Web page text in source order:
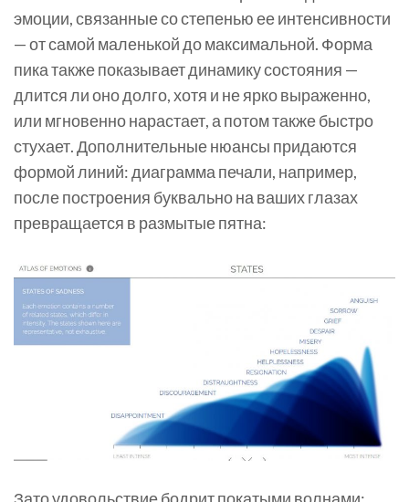
эмоции, связанные со степенью ее интенсивности
— от самой маленькой до максимальной. Форма
пика также показывает динамику состояния —
длится ли оно долго, хотя и не ярко выраженно,
или мгновенно нарастает, а потом также быстро
стухает. Дополнительные нюансы придаются
формой линий: диаграмма печали, например,
после построения буквально на ваших глазах
превращается в размытые пятна: